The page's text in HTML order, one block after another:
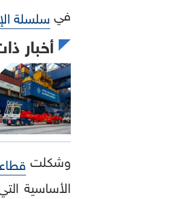
فيسلسلة
أخبار
وشكلت